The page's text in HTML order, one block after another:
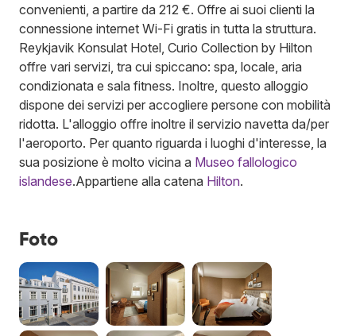
convenienti, a partire da 212 €. Offre ai suoi clienti la
connessione internet Wi-Fi gratis in tutta la struttura.
Reykjavik Konsulat Hotel, Curio Collection by Hilton
offre vari servizi, tra cui spiccano: spa, locale, aria
condizionata e sala fitness. Inoltre, questo alloggio
dispone dei servizi per accogliere persone con mobilità
ridotta. L'alloggio offre inoltre il servizio navetta da/per
l'aeroporto. Per quanto riguarda i luoghi d'interesse, la
sua posizione è molto vicina a Museo fallologico
islandese.Appartiene alla catena Hilton.
Foto